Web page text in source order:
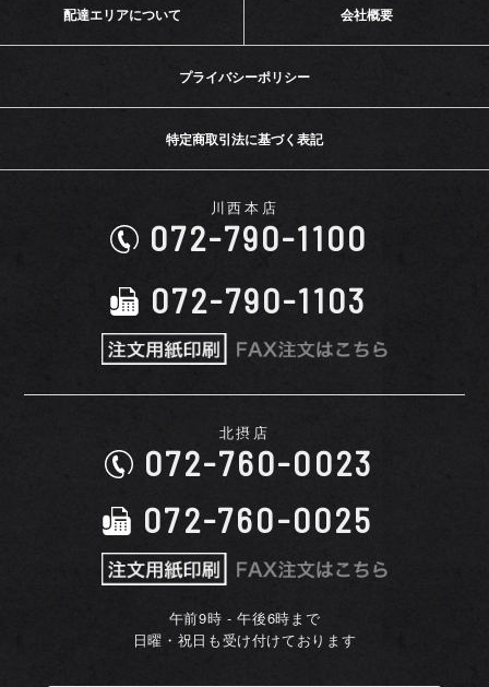
配達エリアについて 会社概要
プライバシーポリシー
特定商取引法に基づく表記
川西本店
072-790-1100
072-790-1103
北摂店
072-760-0023
072-760-0025
午前9時 - 午後6時まで
日曜・祝日も受け付けております